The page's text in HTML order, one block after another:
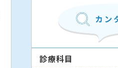
診療科目